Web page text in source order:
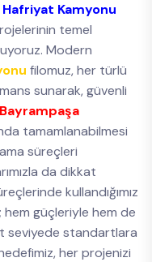
Kamyonu
temel
Modern
filomuz, her türlü
sunarak, güvenli
Bayrampaşa
tamamlanabilmesi
süreçleri
da dikkat
kullandığımız
; hem güçleriyle hem de
seviyede standartlara
her projenizi